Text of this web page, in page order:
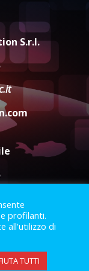
e la prima
S.r.l.
Policy
profilanti.
all'utilizzo di
TUTTI